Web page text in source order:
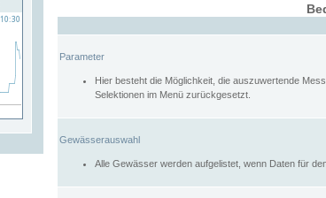
Parameter
Hier besteht die Möglichkeit, die auszuwertende
Selektionen im Menü zurückgesetzt.
Gewässerauswahl
Alle Gewässer werden aufgelistet, wenn Daten für